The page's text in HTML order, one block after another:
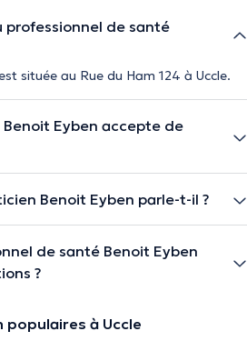
professionnel de santé
située au Rue du Ham 124 à Uccle.
Eyben accepte de
Benoit Eyben parle-t-il ?
de santé Benoit Eyben
?
à Uccle